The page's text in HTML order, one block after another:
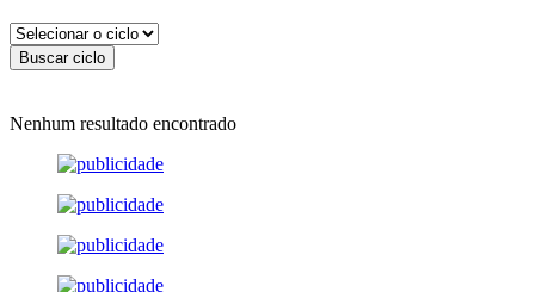
Nenhum resultado encontrado